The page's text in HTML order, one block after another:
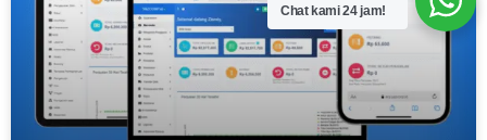
Chat kami 24 jam!